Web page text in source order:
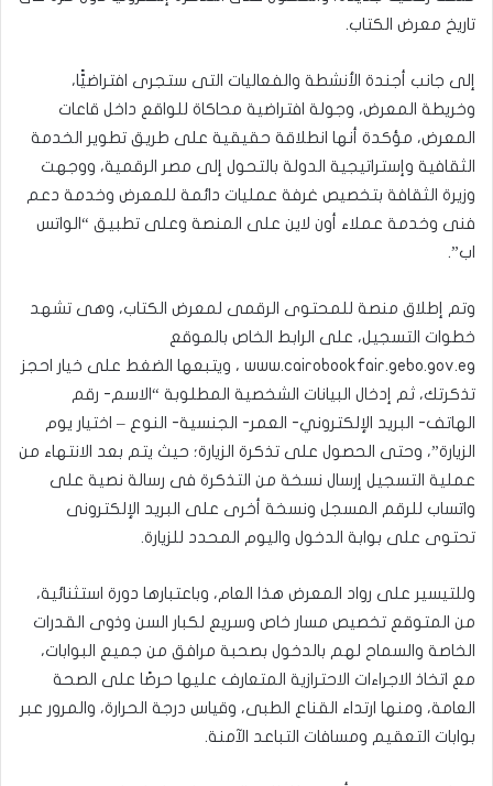
تاريخ معرض الكتاب.
إلى جانب أجندة الأنشطة والفعاليات التى ستجرى افتراضيًّا،
وخريطة المعرض، وجولة افتراضية محاكاة للواقع داخل قاعات
المعرض، مؤكدة أنها انطلاقة حقيقية على طريق تطوير الخدمة
الثقافية وإستراتيجية الدولة بالتحول إلى مصر الرقمية، ووجهت
وزيرة الثقافة بتخصيص غرفة عمليات دائمة للمعرض وخدمة دعم
فنى وخدمة عملاء أون لاين على المنصة وعلى تطبيق “الواتس
اب”.
وتم إطلاق منصة للمحتوى الرقمى لمعرض الكتاب، وهى تشهد
خطوات التسجيل، على الرابط الخاص بالموقع
www.cairobookfair.gebo.gov.eg ، ويتبعها الضغط على خيار احجز
تذكرتك، ثم إدخال البيانات الشخصية المطلوبة “الاسم- رقم
الهاتف- البريد الإلكتروني- العمر- الجنسية- النوع – اختيار يوم
الزيارة”، وحتى الحصول على تذكرة الزيارة؛ حيث يتم بعد الانتهاء من
عملية التسجيل إرسال نسخة من التذكرة فى رسالة نصية على
واتساب للرقم المسجل ونسخة أخرى على البريد الإلكترونى
تحتوى على بوابة الدخول واليوم المحدد للزيارة.
وللتيسير على رواد المعرض هذا العام، وباعتبارها دورة استثنائية،
من المتوقع تخصيص مسار خاص وسريع لكبار السن وذوى القدرات
الخاصة والسماح لهم بالدخول بصحبة مرافق من جميع البوابات،
مع اتخاذ الاجراءات الاحترازية المتعارف عليها حرصًا على الصحة
العامة، ومنها ارتداء القناع الطبى، وقياس درجة الحرارة، والمرور عبر
بوابات التعقيم ومسافات التباعد الآمنة.